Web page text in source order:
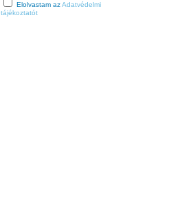
Elolvastam azAdatvédelmi
tájékoztatót